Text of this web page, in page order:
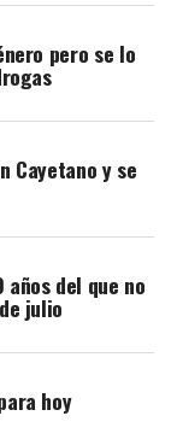
pero se lo
Cayetano y se
años del que no
julio
hoy